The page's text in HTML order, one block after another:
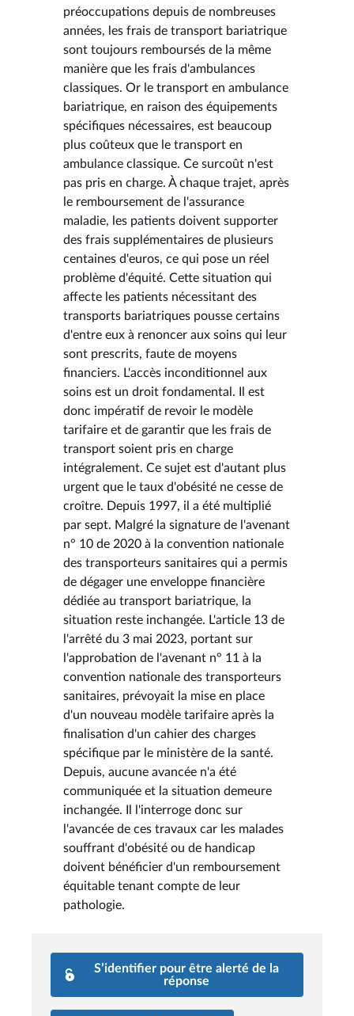
préoccupations depuis de nombreuses
années, les frais de transport bariatrique
sont toujours remboursés de la même
manière que les frais d'ambulances
classiques. Or le transport en ambulance
bariatrique, en raison des équipements
spécifiques nécessaires, est beaucoup
plus coûteux que le transport en
ambulance classique. Ce surcoût n'est
pas pris en charge. À chaque trajet, après
le remboursement de l'assurance
maladie, les patients doivent supporter
des frais supplémentaires de plusieurs
centaines d'euros, ce qui pose un réel
problème d'équité. Cette situation qui
affecte les patients nécessitant des
transports bariatriques pousse certains
d'entre eux à renoncer aux soins qui leur
sont prescrits, faute de moyens
financiers. L'accès inconditionnel aux
soins est un droit fondamental. Il est
donc impératif de revoir le modèle
tarifaire et de garantir que les frais de
transport soient pris en charge
intégralement. Ce sujet est d'autant plus
urgent que le taux d'obésité ne cesse de
croître. Depuis 1997, il a été multiplié
par sept. Malgré la signature de l'avenant
n° 10 de 2020 à la convention nationale
des transporteurs sanitaires qui a permis
de dégager une enveloppe financière
dédiée au transport bariatrique, la
situation reste inchangée. L'article 13 de
l'arrêté du 3 mai 2023, portant sur
l'approbation de l'avenant n° 11 à la
convention nationale des transporteurs
sanitaires, prévoyait la mise en place
d'un nouveau modèle tarifaire après la
finalisation d'un cahier des charges
spécifique par le ministère de la santé.
Depuis, aucune avancée n'a été
communiquée et la situation demeure
inchangée. Il l'interroge donc sur
l'avancée de ces travaux car les malades
souffrant d'obésité ou de handicap
doivent bénéficier d'un remboursement
équitable tenant compte de leur
pathologie.
S’identifier pour être alerté de la
réponse